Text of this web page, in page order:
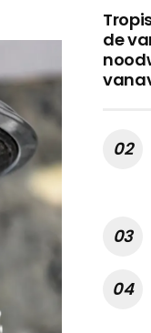
de